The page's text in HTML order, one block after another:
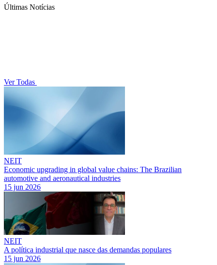
Últimas Notícias
Ver Todas
NEIT
Economic upgrading in global value chains: The Brazilian
automotive and aeronautical industries
15 jun 2026
NEIT
A política industrial que nasce das demandas populares
15 jun 2026